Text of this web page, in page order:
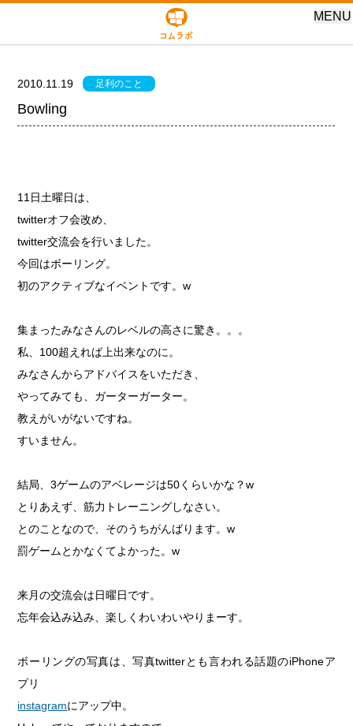
MENU
2010.11.19 足利のこと
Bowling
11日土曜日は、
twitterオフ会改め、
twitter交流会を行いました。
今回はボーリング。
初のアクティブなイベントです。w
集まったみなさんのレベルの高さに驚き。。。
私、100超えれば上出来なのに。
みなさんからアドバイスをいただき、
やってみても、ガーターガーター。
教えがいがないですね。
すいません。
結局、3ゲームのアベレージは50くらいかな？w
とりあえず、筋力トレーニングしなさい。
とのことなので、そのうちがんばります。w
罰ゲームとかなくてよかった。w
来月の交流会は日曜日です。
忘年会込み込み、楽しくわいわいやりまーす。
ボーリングの写真は、写真twitterとも言われる話題のiPhoneア
プリ
instagramにアップ中。